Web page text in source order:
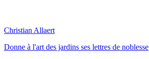
Christian Allaert
Donne à l'art des jardins ses lettres de noblesse